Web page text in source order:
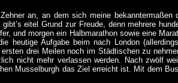
an, an dem sich meine bekanntermaßen
eitel Grund zur Freude, denn mehrere
und morgen ein Halbmarathon sowie eine
heutige Aufgabe beim nach London
drei Meilen noch im Städtischen zu
nicht mehr verlassen werden. Nach zwölf
Musselburgh das Ziel erreicht ist. Mit dem